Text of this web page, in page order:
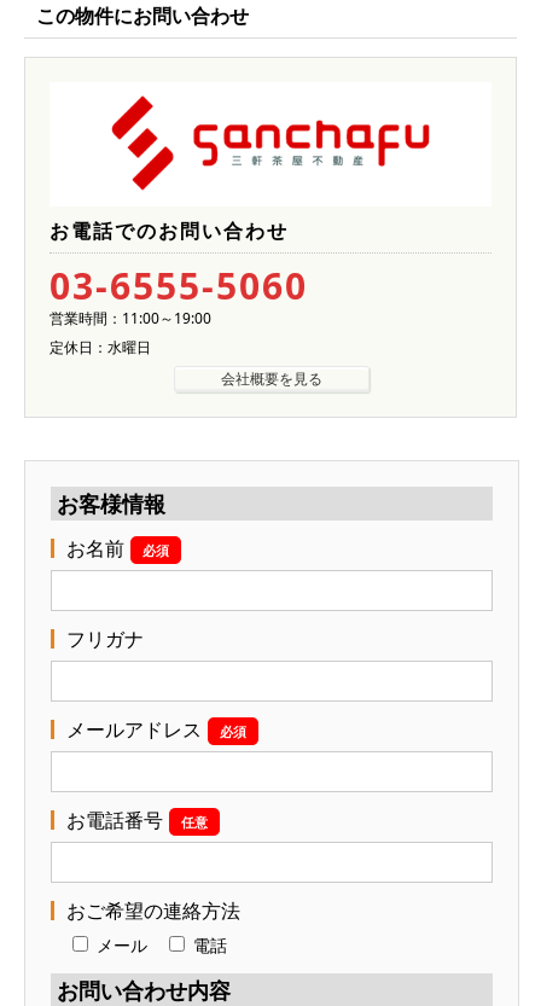
この物件にお問い合わせ
お電話でのお問い合わせ
03-6555-5060
営業時間：11:00～19:00
定休日：水曜日
会社概要を見る
お客様情報
お名前 必須
フリガナ
メールアドレス 必須
お電話番号 任意
おご希望の連絡方法
メール 電話
お問い合わせ内容